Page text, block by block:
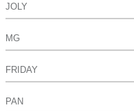
JOLY
MG
FRIDAY
PAN